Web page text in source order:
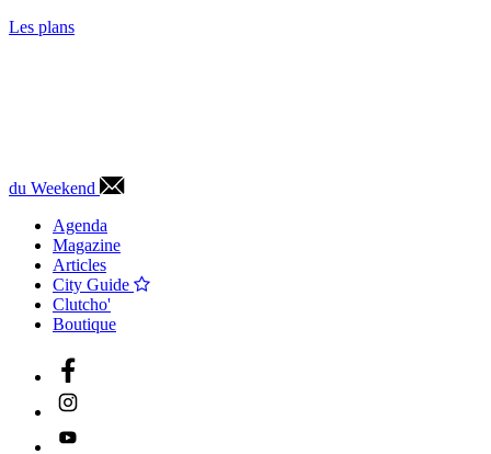
Les plans
du Weekend
Agenda
Magazine
Articles
City Guide
Clutcho'
Boutique